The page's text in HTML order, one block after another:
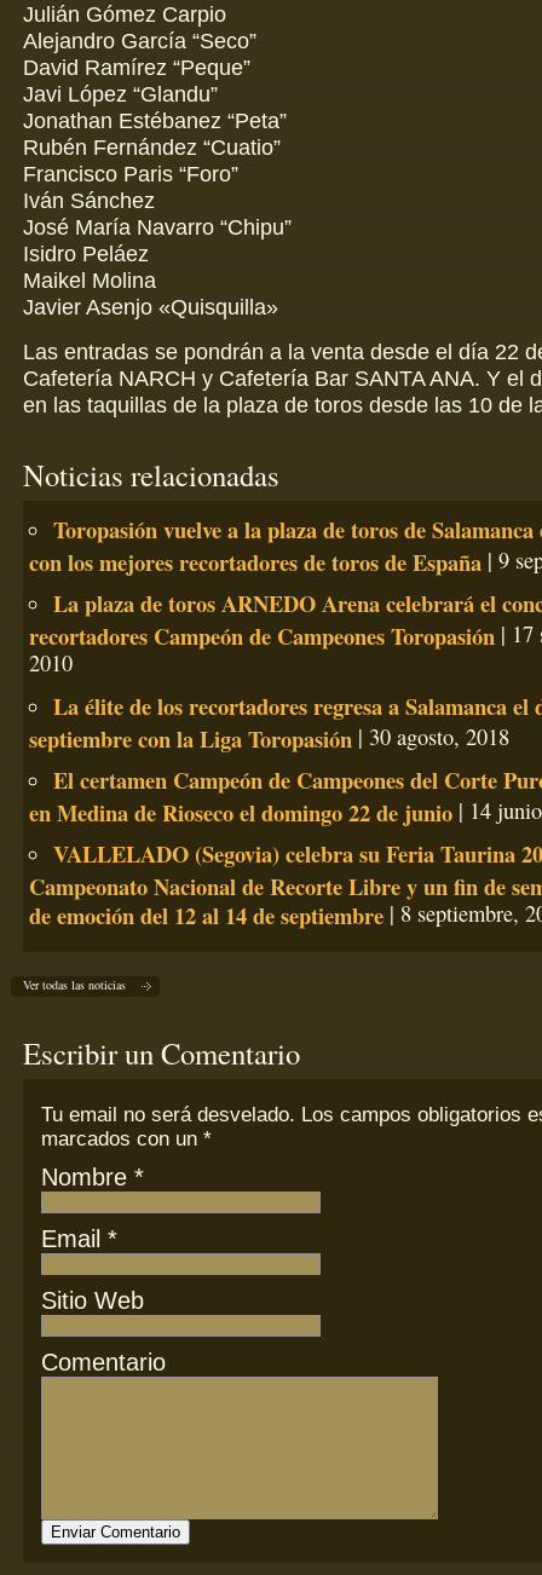
Julián Gómez Carpio
Alejandro García “Seco”
David Ramírez “Peque”
Javi López “Glandu”
Jonathan Estébanez “Peta”
Rubén Fernández “Cuatio”
Francisco Paris “Foro”
Iván Sánchez
José María Navarro “Chipu”
Isidro Peláez
Maikel Molina
Javier Asenjo «Quisquilla»
Las entradas se pondrán a la venta desde el día 22
Cafetería NARCH y Cafetería Bar SANTA ANA. Y el
en las taquillas de la plaza de toros desde las 10 de
Noticias relacionadas
Toropasión vuelve a la plaza de toros de
con los mejores recortadores de toros de España | 9
La plaza de toros ARNEDO Arena celebrará el
recortadores Campeón de Campeones Toropasión | 17
2010
La élite de los recortadores regresa a Salamanca el
septiembre con la Liga Toropasión | 30 agosto, 2018
El certamen Campeón de Campeones del Corte
en Medina de Rioseco el domingo 22 de junio| 14
VALLELADO (Segovia) celebra su Feria Taurina
Campeonato Nacional de Recorte Libre y un fin de
de emoción del 12 al 14 de septiembre| 8 septiembre,
Ver todas las noticias
Escribir un Comentario
Tu email noserá desvelado. Los campos obligatorios
marcados con un *
Nombre *
Email *
Sitio Web
Comentario